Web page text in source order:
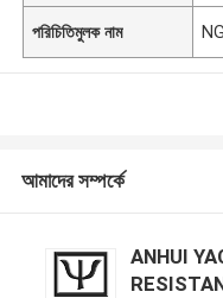
পরিচিতিমুলক নাম
আমাদের সম্পর্কে
ANHUI